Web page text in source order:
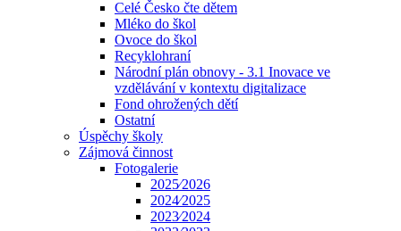
Celé Česko čte dětem
Mléko do škol
Ovoce do škol
Recyklohraní
Národní plán obnovy - 3.1 Inovace ve
vzdělávání v kontextu digitalizace
Fond ohrožených dětí
Ostatní
Úspěchy školy
Zájmová činnost
Fotogalerie
2025⁄2026
2024⁄2025
2023⁄2024